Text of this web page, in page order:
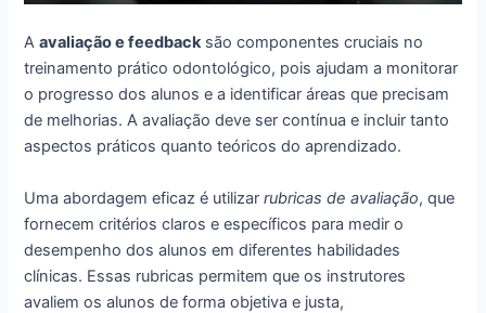
Aavaliação e feedbacksão componentes cruciais no
treinamento prático odontológico, pois ajudam a monitorar
o progresso dos alunos e a identificar áreas que precisam
de melhorias. A avaliação deve ser contínua e incluir tanto
aspectos práticos quanto teóricos do aprendizado.
Uma abordagem eficaz é utilizarrubricas de avaliação, que
fornecem critérios claros e específicos para medir o
desempenho dos alunos em diferentes habilidades
clínicas. Essas rubricas permitem que os instrutores
avaliem os alunos de forma objetiva e justa,